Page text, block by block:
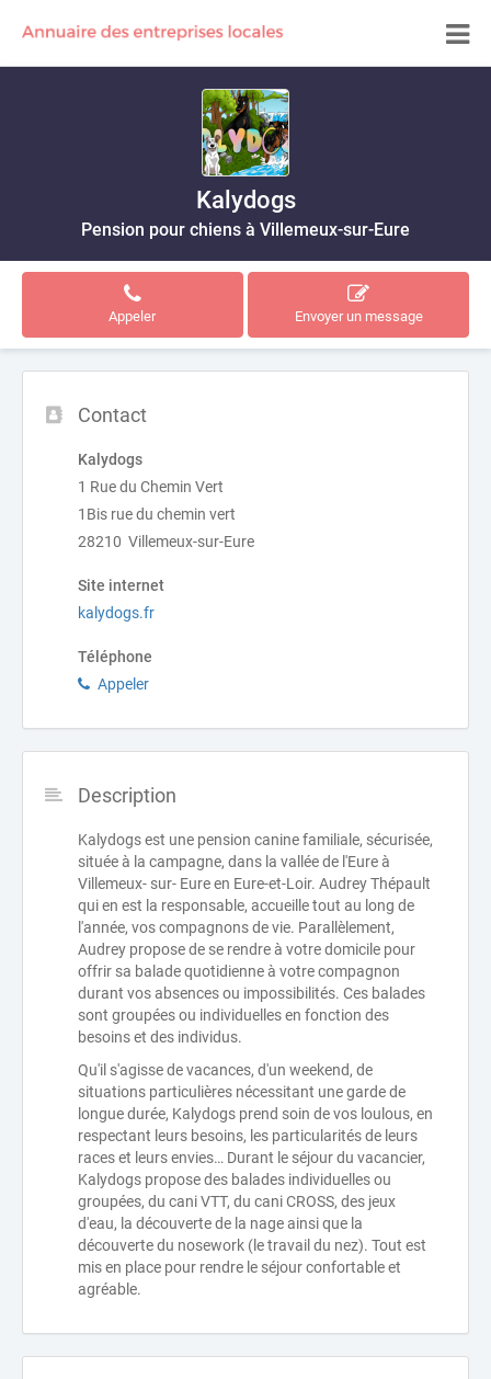
Kalydogs
Pension pour chiens à Villemeux-sur-Eure
Appeler Envoyer un message
Contact
Kalydogs
1 Rue du Chemin Vert
1Bis rue du chemin vert
28210 Villemeux-sur-Eure
Site internet
kalydogs.fr
Téléphone
Appeler
Description
Kalydogs est une pension canine familiale, sécurisée,
située à la campagne, dans la vallée de l'Eure à
Villemeux- sur- Eure en Eure-et-Loir. Audrey Thépault
qui en est la responsable, accueille tout au long de
l'année, vos compagnons de vie. Parallèlement,
Audrey propose de se rendre à votre domicile pour
offrir sa balade quotidienne à votre compagnon
durant vos absences ou impossibilités. Ces balades
sont groupées ou individuelles en fonction des
besoins et des individus.
Qu'il s'agisse de vacances, d'un weekend, de
situations particulières nécessitant une garde de
longue durée, Kalydogs prend soin de vos loulous, en
respectant leurs besoins, les particularités de leurs
races et leurs envies… Durant le séjour du vacancier,
Kalydogs propose des balades individuelles ou
groupées, du cani VTT, du cani CROSS, des jeux
d'eau, la découverte de la nage ainsi que la
découverte du nosework (le travail du nez). Tout est
mis en place pour rendre le séjour confortable et
agréable.